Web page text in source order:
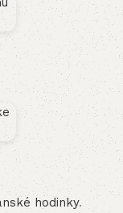
hodinky.